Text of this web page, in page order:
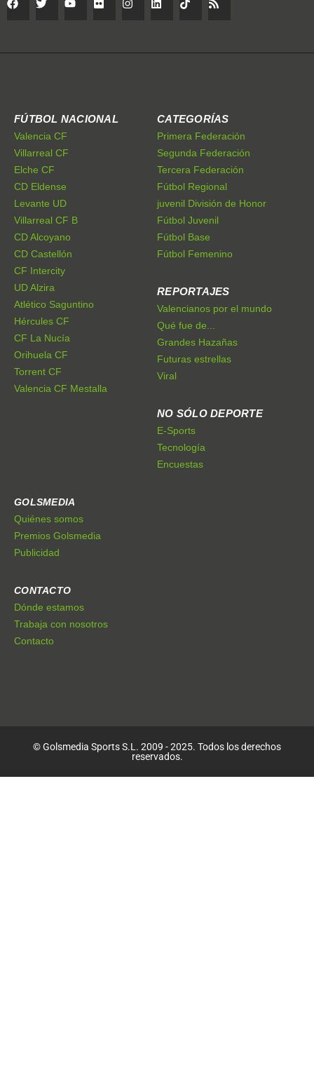
FÚTBOL NACIONAL
Valencia CF
Villarreal CF
Elche CF
CD Eldense
Levante UD
Villarreal CF B
CD Alcoyano
CD Castellón
CF Intercity
UD Alzira
Atlético Saguntino
Hércules CF
CF La Nucía
Orihuela CF
Torrent CF
Valencia CF Mestalla
CATEGORÍAS
Primera Federación
Segunda Federación
Tercera Federación
Fútbol Regional
juvenil División de Honor
Fútbol Juvenil
Fútbol Base
Fútbol Femenino
REPORTAJES
Valencianos por el mundo
Qué fue de...
Grandes Hazañas
Futuras estrellas
Viral
NO SÓLO DEPORTE
E-Sports
Tecnología
Encuestas
GOLSMEDIA
Quiénes somos
Premios Golsmedia
Publicidad
CONTACTO
Dónde estamos
Trabaja con nosotros
Contacto
© Golsmedia Sports S.L. 2009 - 2025. Todos los derechos
reservados.